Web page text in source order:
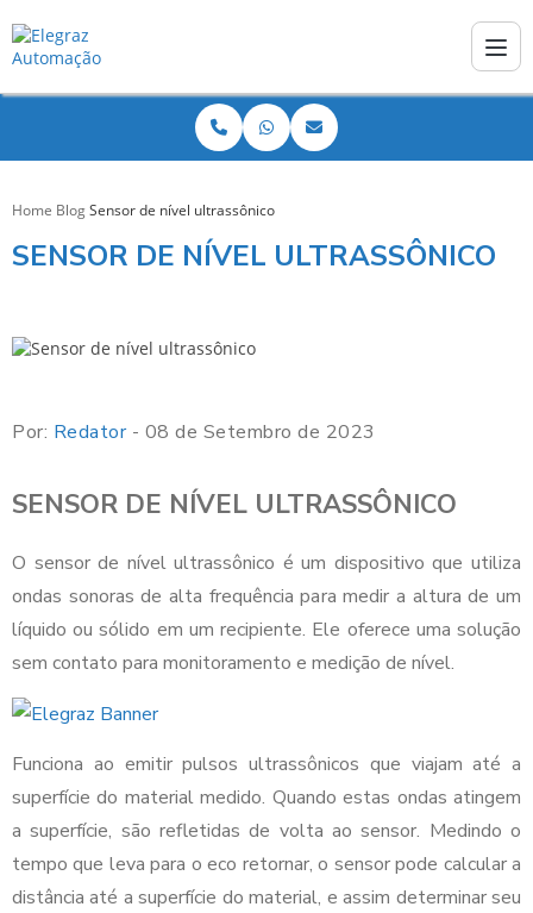
Home BlogSensor de nível ultrassônico
SENSOR DE NÍVEL ULTRASSÔNICO
Por: Redator- 08 de Setembro de 2023
SENSOR DE NÍVEL ULTRASSÔNICO
O sensor de nível ultrassônico é um dispositivo que utiliza
ondas sonoras de alta frequência para medir a altura de um
líquido ou sólido em um recipiente. Ele oferece uma solução
sem contato para monitoramento e medição de nível.
Funciona ao emitir pulsos ultrassônicos que viajam até a
superfície do material medido. Quando estas ondas atingem
a superfície, são refletidas de volta ao sensor. Medindo o
tempo que leva para o eco retornar, o sensor pode calcular a
distância até a superfície do material, e assim determinar seu